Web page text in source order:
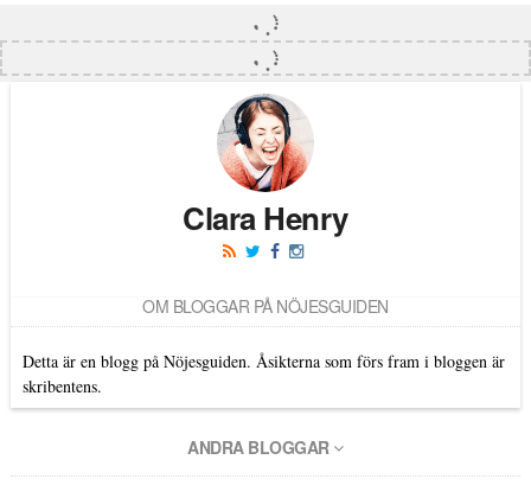
Clara Henry
OM BLOGGAR PÅ NÖJESGUIDEN
Detta är en blogg på Nöjesguiden. Åsikterna som förs fram i bloggen är
skribentens.
ANDRA BLOGGAR